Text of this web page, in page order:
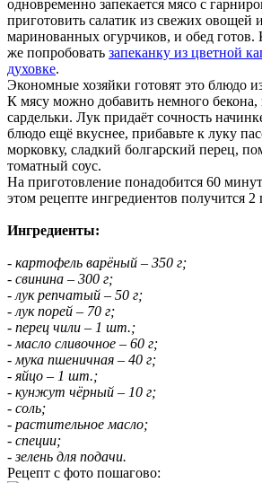
одновременно запекается мясо с
приготовить салатик из свежих овощей
маринованных огурчиков, и обед готов.
же попробовать запеканку из цветной
духовке.
Экономные хозяйки готовят это блюдо
К мясу можно добавить немного бекона,
сардельки. Лук придаёт сочность
блюдо ещё вкуснее, прибавьте к луку
морковку, сладкий болгарский перец,
томатный соус.
На приготовление понадобится 60
этом рецепте ингредиентов получится 2
Ингредиенты:
- картофель варёный – 350 г;
- свинина – 300 г;
- лук репчатый – 50 г;
- лук порей – 70 г;
- перец чили – 1 шт.;
- масло сливочное – 60 г;
- мука пшеничная – 40 г;
- яйцо – 1 шт.;
- кунжут чёрный – 10 г;
- соль;
- растительное масло;
- специи;
- зелень для подачи.
Рецепт с фото пошагово: